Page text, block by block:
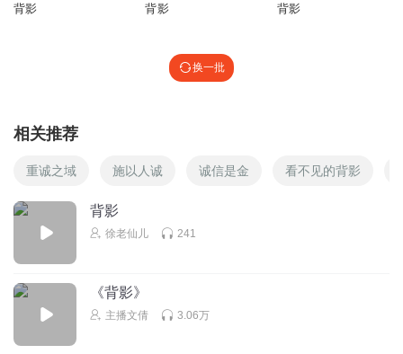
背影 背影 背影
换一批
相关推荐
重诚之域 施以人诚 诚信是金 看不见的背影
背影
徐老仙儿 241
《背影》
主播文倩 3.06万